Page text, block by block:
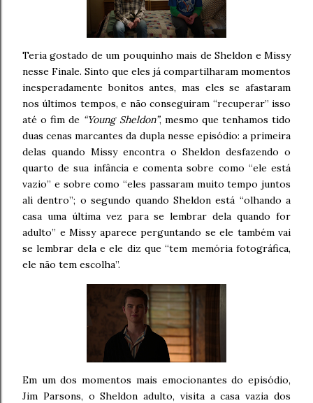
Teria gostado de um pouquinho mais de Sheldon e Missy
nesse Finale. Sinto que eles já compartilharam momentos
inesperadamente bonitos antes, mas eles se afastaram
nos últimos tempos, e não conseguiram “recuperar” isso
até o fim de “Young Sheldon”, mesmo que tenhamos tido
duas cenas marcantes da dupla nesse episódio: a primeira
delas quando Missy encontra o Sheldon desfazendo o
quarto de sua infância e comenta sobre como “ele está
vazio” e sobre como “eles passaram muito tempo juntos
ali dentro”; o segundo quando Sheldon está “olhando a
casa uma última vez para se lembrar dela quando for
adulto” e Missy aparece perguntando se ele também vai
se lembrar dela e ele diz que “tem memória fotográfica,
ele não tem escolha”.
Em um dos momentos mais emocionantes do episódio,
Jim Parsons, o Sheldon adulto, visita a casa vazia dos